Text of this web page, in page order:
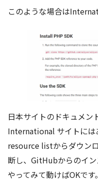
このような場合は
日本サイトのドキュメン
International サイトに
resource listからダウン
断し、GitHubからのイ
やってみて動けばOKです。